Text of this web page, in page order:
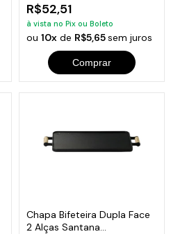
R$52,51
à vista no Pix ou Boleto
ou 10xde R$5,65sem juros
Comprar
Chapa Bifeteira Dupla Face
2 Alças Santana